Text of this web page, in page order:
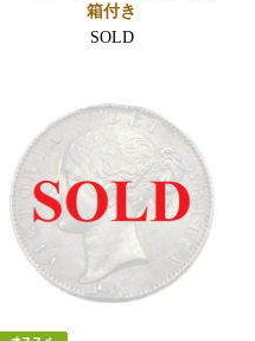
箱付き
SOLD